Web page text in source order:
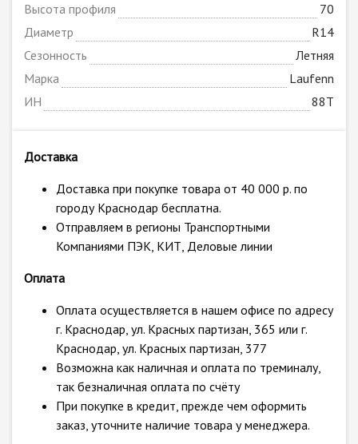
Высота профиля
70
Диаметр
R14
Сезонность
Летняя
Марка
Laufenn
ИН
88T
Доставка
Доставка при покупке товара от 40 000 р. по
городу Краснодар бесплатна.
Отправляем в регионы Транспортными
Компаниями ПЭК, КИТ, Деловые линии
Оплата
Оплата осуществляется в нашем офисе по адресу
г. Краснодар, ул. Красных партизан, 365 или г.
Краснодар, ул. Красных партизан, 377
Возможна как наличная и оплата по треминалу,
так безналичная оплата по счёту
При покупке в кредит, прежде чем оформить
заказ, уточните наличие товара у менеджера.